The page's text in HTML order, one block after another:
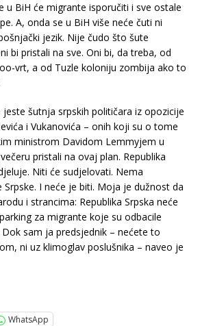
u BiH će migrante isporučiti i sve ostale
A, onda se u BiH više neće čuti ni
jezik. Nije čudo što šute
bi pristali na sve. Oni bi, da treba, od
vrt, a od Tuzle koloniju zombija ako to
šutnja srpskih političara iz opozicije
i Vukanovića – onih koji su o tome
ministrom Davidom Lemmyjem u
pristali na ovaj plan. Republika
Niti će sudjelovati. Nema
Srpske. I neće je biti. Moja je dužnost da
i strancima: Republika Srpska neće
za migrante koje su odbacile
sam ja predsjednik – nećete to
ni uz klimoglav poslušnika – naveo je
WhatsApp